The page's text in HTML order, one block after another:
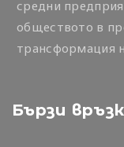
средни
обществото в
трансформация
Бързи